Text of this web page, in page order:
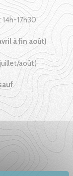
17h30
à fin août)
juillet/août)